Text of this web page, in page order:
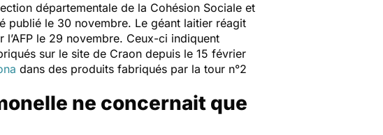
départementale de la Cohésion Sociale et
publié le 30 novembre. Le géant laitier réagit
le 29 novembre. Ceux-ci indiquent
sur le site de Craon depuis le 15 février
dans des produits fabriqués par la tour n°2
ne concernait que